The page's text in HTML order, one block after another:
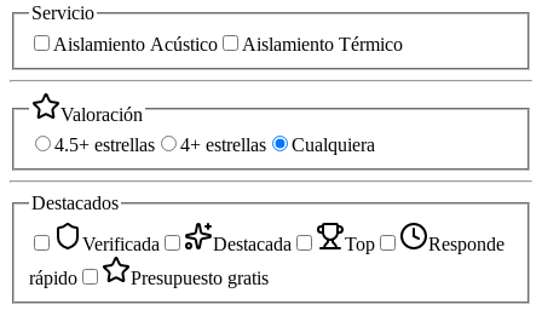
Servicio
Aislamiento Acústico
Aislamiento Térmico
Valoración
4.5+ estrellas
4+ estrellas Cualquiera
Destacados
Verificada
Destacada Top
Responde
rápido
Presupuesto gratis